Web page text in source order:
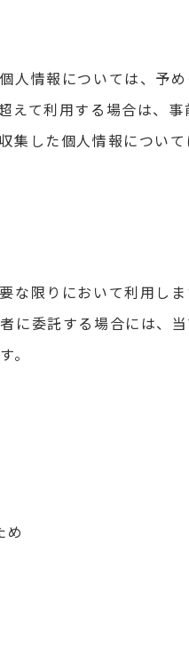
人情報については、予
えて利用する場合は、事
集した個人情報について
な限りにおいて利用しま
に委託する場合には、
。
め